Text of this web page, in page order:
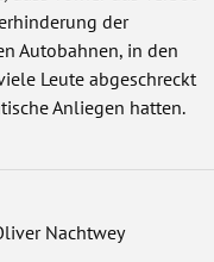
der
Autobahnen, in den
Leute abgeschreckt
Anliegen hatten.
Nachtwey